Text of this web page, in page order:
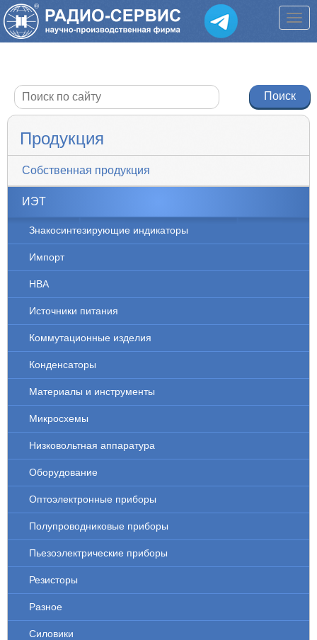
Продукция
Собственная продукция
ИЭТ
Знакосинтезирующие индикаторы
Импорт
НВА
Источники питания
Коммутационные изделия
Конденсаторы
Материалы и инструменты
Микросхемы
Низковольтная аппаратура
Оборудование
Оптоэлектронные приборы
Полупроводниковые приборы
Пьезоэлектрические приборы
Резисторы
Разное
Силовики